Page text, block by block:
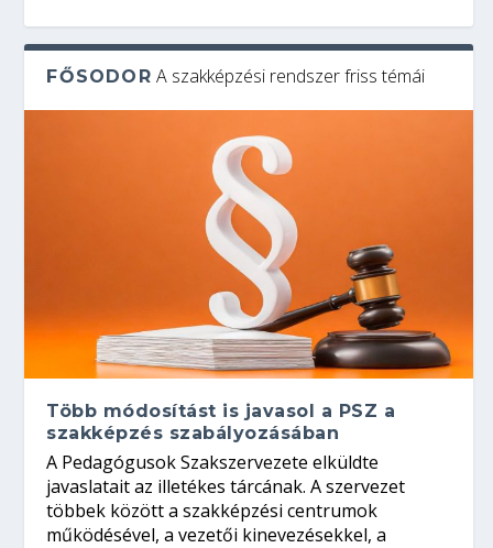
FŐSODOR A szakképzési rendszer friss témái
Több módosítást is javasol a PSZ a
szakképzés szabályozásában
A Pedagógusok Szakszervezete elküldte
javaslatait az illetékes tárcának. A szervezet
többek között a szakképzési centrumok
működésével, a vezetői kinevezésekkel, a